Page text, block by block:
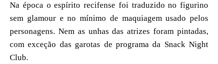
Na época o espírito recifense foi traduzido no figurino
sem glamour e no mínimo de maquiagem usado pelos
personagens. Nem as unhas das atrizes foram pintadas,
com exceção das garotas de programa da Snack Night
Club.